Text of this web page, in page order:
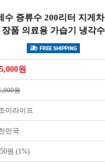
수 증류수 200리터 지게
장품 의료용 가습기 냉각수
원
원
이라이프
민국
원 (1%)